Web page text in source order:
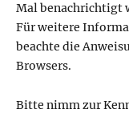
Mal benachrichtigt
Für weitere
beachte die
Browsers.
Bitte nimm zur